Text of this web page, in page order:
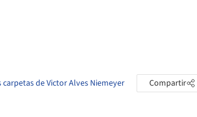
carpetas de Victor Alves Niemeyer Compartir